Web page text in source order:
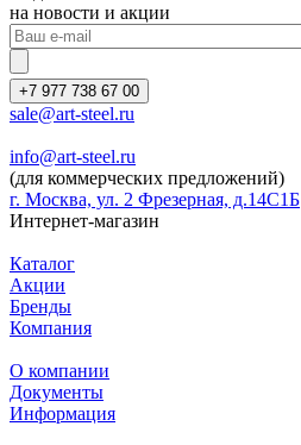
на новости и акции
+7 977 738 67 00
sale@art-steel.ru
info@art-steel.ru
(для коммерческих предложений)
г. Москва, ул. 2 Фрезерная, д.14С1Б
Интернет-магазин
Каталог
Акции
Бренды
Компания
О компании
Документы
Информация